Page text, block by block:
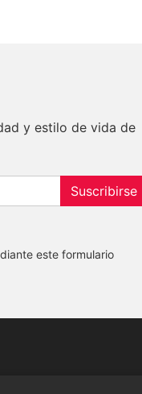
y estilo de vida de
Suscribirse
este formulario